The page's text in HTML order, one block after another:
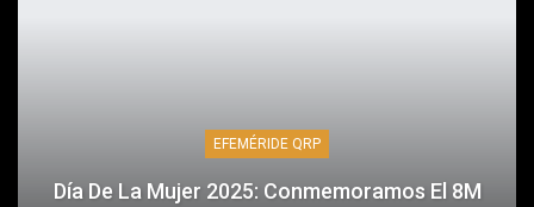
EFEMÉRIDE QRP
Día De La Mujer 2025: Conmemoramos El 8M